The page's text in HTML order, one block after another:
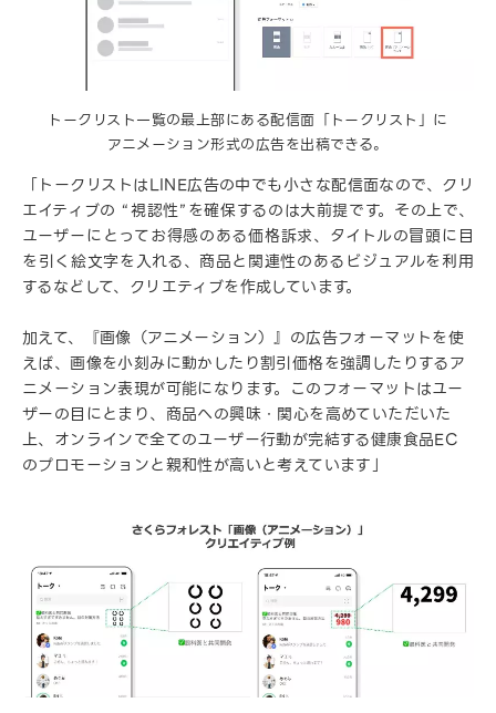
トークリスト一覧の最上部にある配信面「トークリスト」に
アニメーション形式の広告を出稿できる。
「トークリストはLINE広告の中でも小さな配信面なので、クリ
エイティブの “視認性”を確保するのは大前提です。その上で、
ユーザーにとってお得感のある価格訴求、タイトルの冒頭に目
を引く絵文字を入れる、商品と関連性のあるビジュアルを利用
するなどして、クリエティブを作成しています。
加えて、『画像（アニメーション）』の広告フォーマットを使
えば、画像を小刻みに動かしたり割引価格を強調したりするア
ニメーション表現が可能になります。このフォーマットはユー
ザーの目にとまり、商品への興味・関心を高めていただいた
上、オンラインで全てのユーザー行動が完結する健康食品EC
のプロモーションと親和性が高いと考えています」